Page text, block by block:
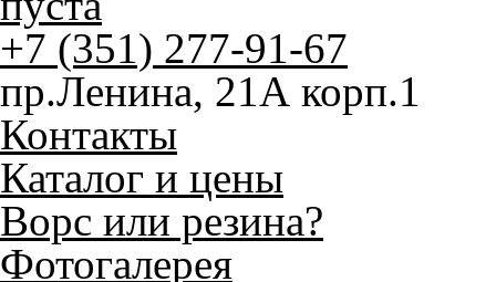
+7 (351) 277-91-67
пр.Ленина, 21А корп.1
Контакты
Каталог и цены
Ворс или резина?
Фотогалерея